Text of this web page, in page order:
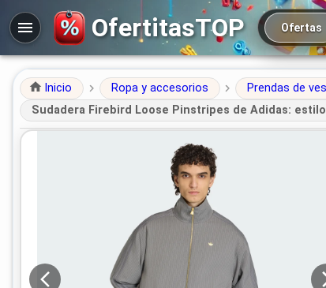
OfertitasTOP Ofertas
Inicio Ropa y accesorios Prendas de
Sudadera Firebird Loose Pinstripes de Adidas: